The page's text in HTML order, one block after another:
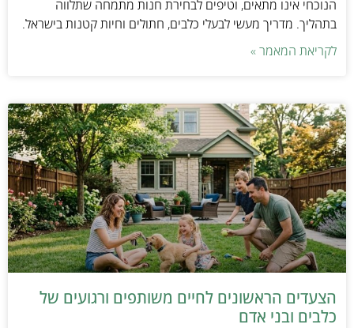
הנוכחי אינו מתאים, וטיפים לבחירת חנות מתמחה שתלווה
בתהליך. מדריך מעשי לבעלי כלבים, חתולים וחיות קטנות בישראל.
לקריאת המאמר »
הצעדים הראשונים לחיים משותפים ורגועים של
כלבים ובני אדם